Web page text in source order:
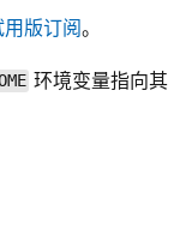
用版订阅。
环境变量指向其